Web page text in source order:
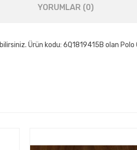
YORUMLAR (0)
Ürün kodu: 6Q1819415B olan Polo